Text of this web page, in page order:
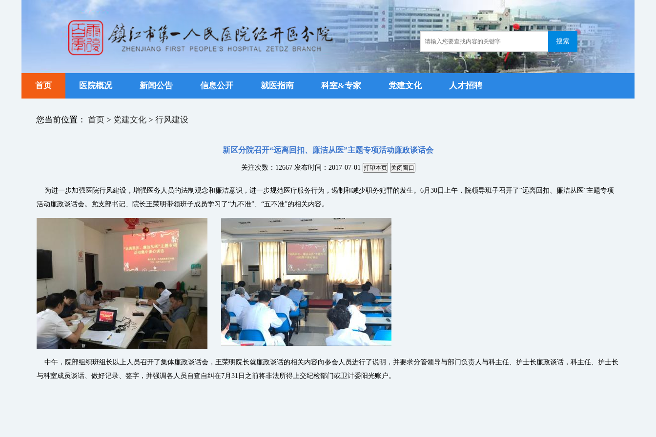
首页 医院概况 新闻公告 信息公开 就医指南 科室&专家 党建文化 人才招聘
您当前位置： 首页 > 党建文化 > 行风建设
新区分院召开“远离回扣、廉洁从医”主题专项活动廉政谈话会
关注次数：12667 发布时间：2017-07-01
为进一步加强医院行风建设，增强医务人员的法制观念和廉洁意识，进一步规范医疗服务行为，遏制和减少职务犯罪的发生。6月30日上午，院领导班子召开了“远离回扣、廉洁从医”主题专项
活动廉政谈话会。党支部书记、院长王荣明带领班子成员学习了“九不准”、“五不准”的相关内容。
中午，院部组织班组长以上人员召开了集体廉政谈话会，王荣明院长就廉政谈话的相关内容向参会人员进行了说明，并要求分管领导与部门负责人与科主任、护士长廉政谈话，科主任、护士长
与科室成员谈话、做好记录、签字，并强调各人员自查自纠在7月31日之前将非法所得上交纪检部门或卫计委阳光账户。